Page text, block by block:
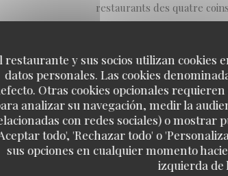
restaurante y sus socios utilizan cookies
datos personales. Las cookies
Otras cookies opcionales
analizar su navegación, medir la
con redes sociales) o mostrar
todo', 'Rechazar todo' o
sus opciones en cualquier momento
izquierda de
restaurants des quatre
développement de leur
produits, l’animation, des
de l’offre des fournisseurs…
Dans ce numéro, la Revue